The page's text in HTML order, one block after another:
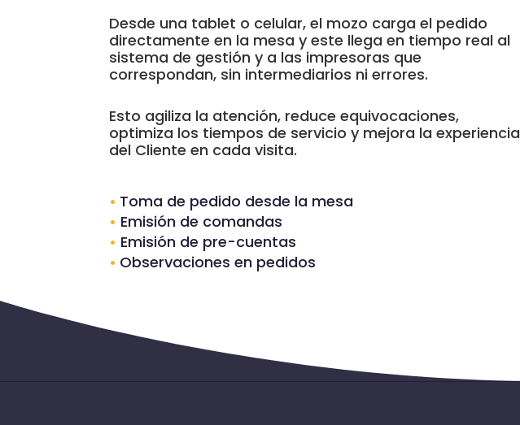
Desde una tablet o celular, el mozo carga el pedido
directamente en la mesa y este llega en tiempo real al
sistema de gestión y a las impresoras que
correspondan, sin intermediarios ni errores.
Esto agiliza la atención, reduce equivocaciones,
optimiza los tiempos de servicio y mejora la experiencia
del Cliente en cada visita.
• Toma de pedido desde la mesa
• Emisión de comandas
• Emisión de pre-cuentas
• Observaciones en pedidos